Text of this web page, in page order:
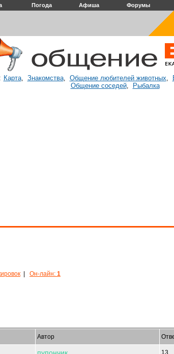
Погода Афиша Форумы
Карта, Знакомства, Общение любителей животных,
Общение соседей, Рыбалка
Он-лайн: 1
Автор
13